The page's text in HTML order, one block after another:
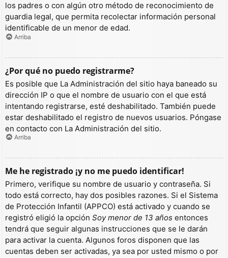
los padres o con algún otro método de reconocimiento de
guardia legal, que permita recolectar información personal
identificable de un menor de edad.
Arriba
¿Por qué no puedo registrarme?
Es posible que La Administración del sitio haya baneado su
dirección IP o que el nombre de usuario con el que está
intentando registrarse, esté deshabilitado. También puede
estar deshabilitado el registro de nuevos usuarios. Póngase
en contacto con La Administración del sitio.
Arriba
Me he registrado ¡y no me puedo identificar!
Primero, verifique su nombre de usuario y contraseña. Si
todo está correcto, hay dos posibles razones. Si el Sistema
de Protección Infantil (APPCO) está activado y cuando se
registró eligió la opción Soy menor de 13 años entonces
tendrá que seguir algunas instrucciones que se le darán
para activar la cuenta. Algunos foros disponen que las
cuentas deben ser activadas, ya sea por usted mismo o por